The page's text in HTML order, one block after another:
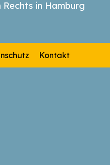
in Hamburg
Kontakt